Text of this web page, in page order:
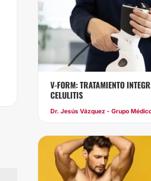
V-FORM: TRATAMIENTO
CELULITIS